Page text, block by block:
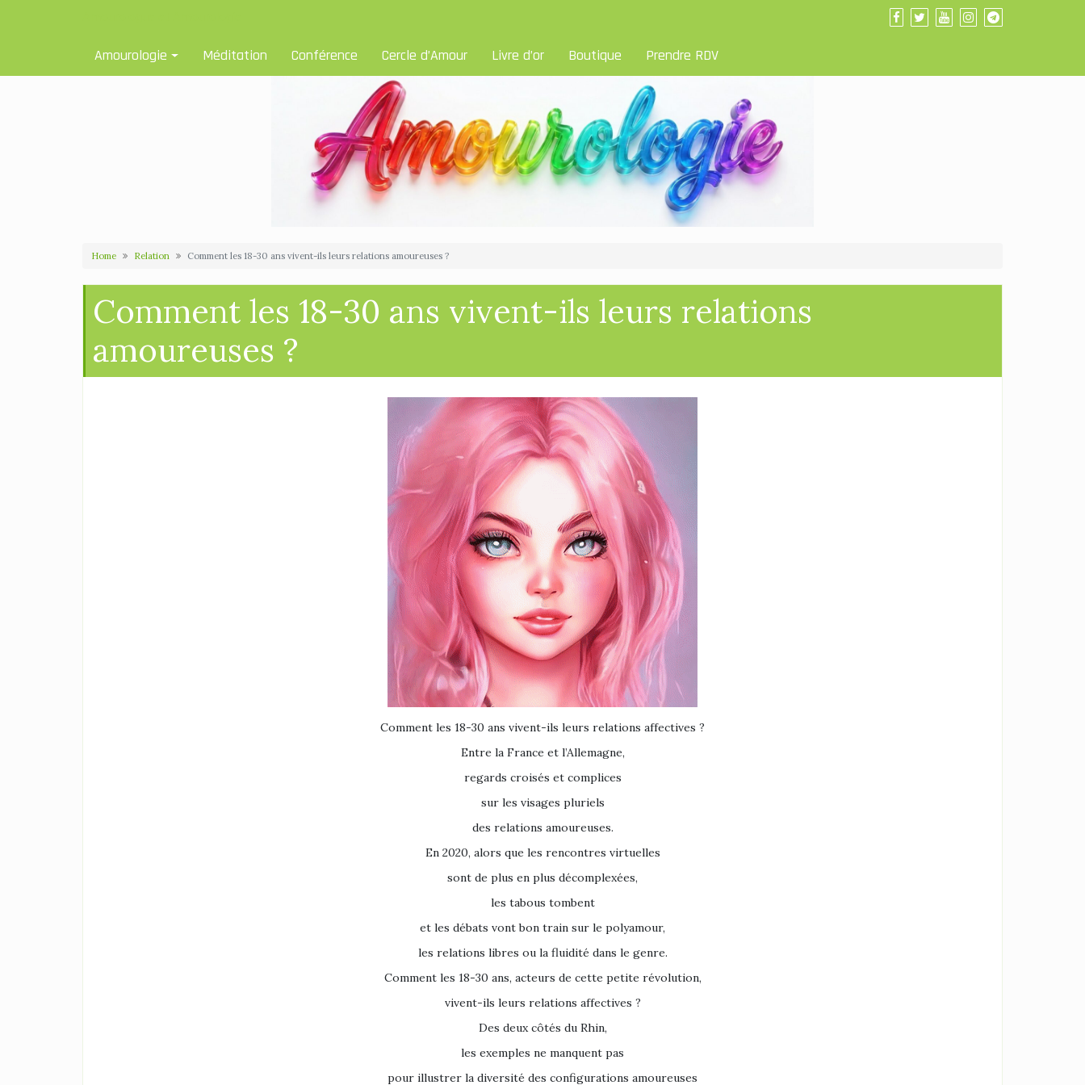
Amourologie Méditation Conférence Cercle d’Amour Livre d’or Boutique Prendre RDV
Home Relation Comment les 18-30 ans vivent-ils leurs relations amoureuses ?
Comment les 18-30 ans vivent-ils leurs relations
amoureuses ?
Comment les 18-30 ans vivent-ils leurs relations affectives ?
Entre la France et l’Allemagne,
regards croisés et complices
sur les visages pluriels
des relations amoureuses.
En 2020, alors que les rencontres virtuelles
sont de plus en plus décomplexées,
les tabous tombent
et les débats vont bon train sur le polyamour,
les relations libres ou la fluidité dans le genre.
Comment les 18-30 ans, acteurs de cette petite révolution,
vivent-ils leurs relations affectives ?
Des deux côtés du Rhin,
les exemples ne manquent pas
pour illustrer la diversité des configurations amoureuses